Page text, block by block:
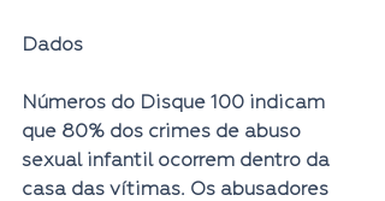
Dados
Números do Disque 100 indicam
que 80% dos crimes de abuso
sexual infantil ocorrem dentro da
casa das vítimas. Os abusadores